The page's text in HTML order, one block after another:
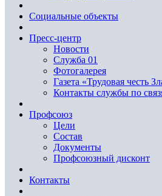
Социальные объекты
Пресс-центр
Новости
Служба 01
Фотогалерея
Газета «Трудовая честь
Контакты службы по
Профсоюз
Цели
Состав
Документы
Профсоюзный дисконт
Контакты